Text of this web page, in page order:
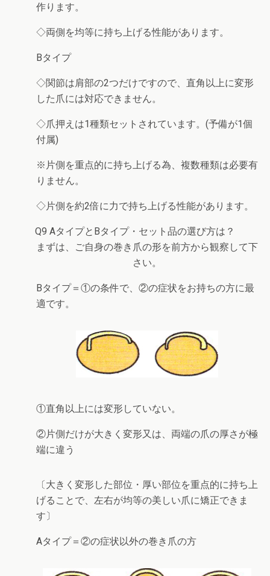
作ります。
◇両側を均等に持ち上げる性能があります。
Bタイプ
◇関節は肩部の2つだけですので、直角以上に変形
した爪には対応できません。
◇爪押えは1種類セットされています。(予備が1個
付属)
※片側を重点的に持ち上げる為、複数種類は必要有
りません。
◇片側を約2倍に力で持ち上げる性能があります。
Q9 AタイプとBタイプ・セット品の選び方は？
まずは、ご自身の巻き爪の形を前方から観察して下
さい。
Bタイプ＝①の条件で、②の症状をお持ちの方に最
適です。
①直角以上には変形していない。
②片側だけが大きく変形又は、両端の爪の厚さが極
端に違う
〔大きく変形した部位・厚い部位を重点的に持ち上
げることで、左右が均等の美しい爪に矯正できま
す〕
Aタイプ＝②の症状以外の巻き爪の方